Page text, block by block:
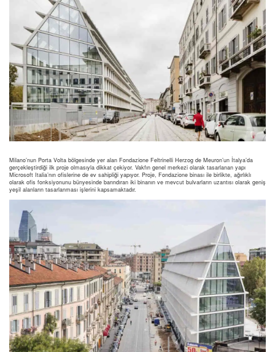
Milano’nun Porta Volta bölgesinde yer alan Fondazione Feltrinelli Herzog de Meuron’un İtalya’da
gerçekleştirdiği ilk proje olmasıyla dikkat çekiyor. Vakfın genel merkezi olarak tasarlanan yapı
Microsoft Italia’nın ofislerine de ev sahipliği yapıyor. Proje, Fondazione binası ile birlikte, ağırlıklı
olarak ofis fonksiyonunu bünyesinde barındıran iki binanın ve mevcut bulvarların uzantısı olarak geniş
yeşil alanların tasarlanması işlerini kapsamaktadır.